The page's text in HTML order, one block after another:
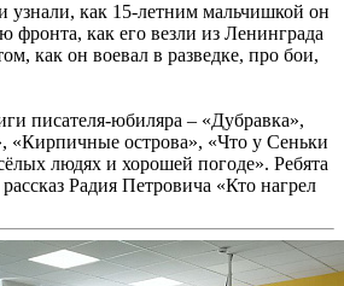
как 15-летним мальчишкой он
как его везли из Ленинграда
как он воевал в разведке, про бои,
писателя-юбиляра – «Дубравка»,
острова», «Что у Сеньки
людях и хорошей погоде». Ребята
Радия Петровича «Кто нагрел